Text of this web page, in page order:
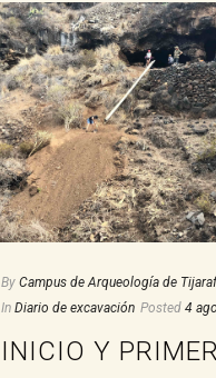
By Campus de Arqueología de
In Diario de excavación Posted 4
INICIO Y